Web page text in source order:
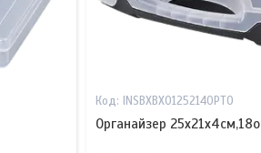
INSBXBX01252140PT0
Органайзер